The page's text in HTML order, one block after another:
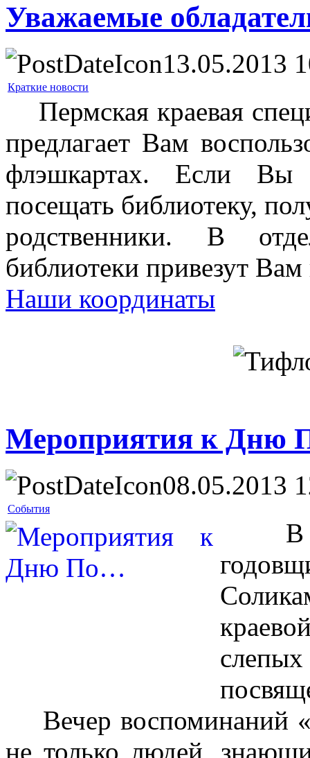
Уважаемые
13.05.2013
Краткие новости
Пермская краевая
предлагает Вам
флэшкартах. Если Вы
посещать библиотеку,
родственники. В
библиотеки привезут
Наши координаты
Мероприятия к Дню
08.05.2013
События
В
Вечер воспоминаний
не только людей,